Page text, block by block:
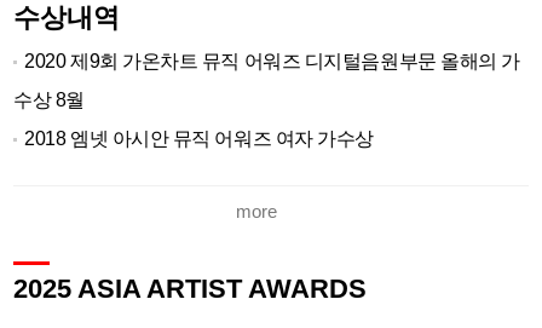
수상내역
2020 제9회 가온차트 뮤직 어워즈 디지털음원부문 올해의 가
수상 8월
2018 엠넷 아시안 뮤직 어워즈 여자 가수상
2018 아시아 아티스트 어워즈 가수부문 올해의 아티스트
more
2025 ASIA ARTIST AWARDS